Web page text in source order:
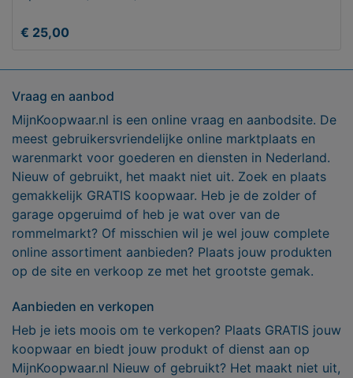
€ 25,00
Vraag en aanbod
MijnKoopwaar.nl is een online vraag en aanbodsite. De
meest gebruikersvriendelijke online marktplaats en
warenmarkt voor goederen en diensten in Nederland.
Nieuw of gebruikt, het maakt niet uit. Zoek en plaats
gemakkelijk GRATIS koopwaar. Heb je de zolder of
garage opgeruimd of heb je wat over van de
rommelmarkt? Of misschien wil je wel jouw complete
online assortiment aanbieden? Plaats jouw produkten
op de site en verkoop ze met het grootste gemak.
Aanbieden en verkopen
Heb je iets moois om te verkopen? Plaats GRATIS jouw
koopwaar en biedt jouw produkt of dienst aan op
MijnKoopwaar.nl Nieuw of gebruikt? Het maakt niet uit,